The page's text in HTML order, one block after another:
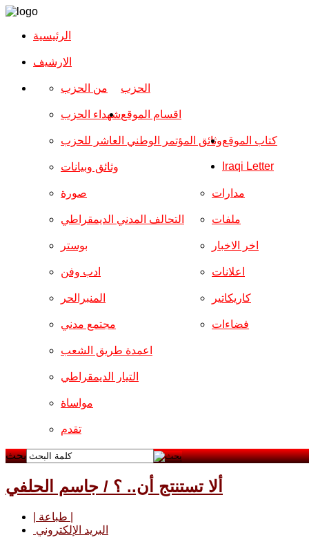
الرئيسية
الارشیف
الحزب من الحزب
شهداء الحزب
وثائق المؤتمر الوطني العاشر للحزب
وثائق وبيانات
اقسام الموقع
صورة
التحالف المدني الديمقراطي
بوستر
ادب وفن
المنبرالحر
مجتمع مدني
مدارات
ملفات
اخر الاخبار
اعلانات
كاريكاتير
فضاءات
اعمدة طريق الشعب
التيار الديمقراطي
مواساة
تقدم
كتاب الموقع
Iraqi Letter
بحث
ألا تستنتج أن.. ؟ / جاسم الحلفي
البريد الإلكتروني